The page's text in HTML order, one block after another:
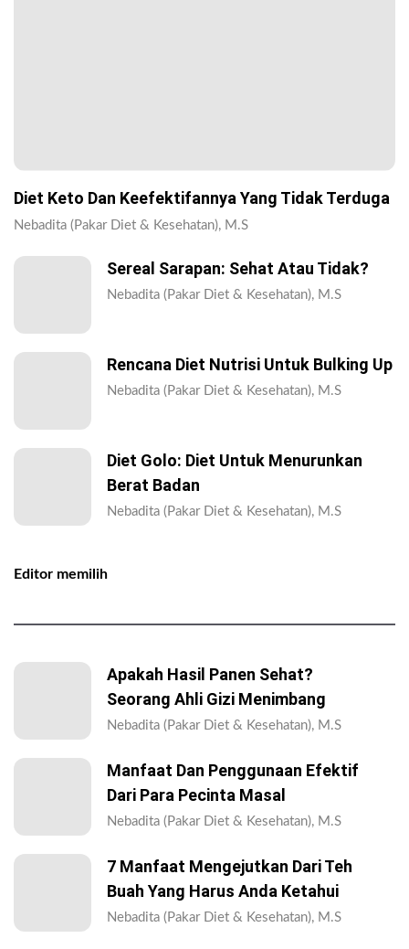
Diet Keto Dan Keefektifannya Yang Tidak Terduga
Nebadita (Pakar Diet & Kesehatan), M.S
Sereal Sarapan: Sehat Atau Tidak?
Nebadita (Pakar Diet & Kesehatan), M.S
Rencana Diet Nutrisi Untuk Bulking Up
Nebadita (Pakar Diet & Kesehatan), M.S
Diet Golo: Diet Untuk Menurunkan
Berat Badan
Nebadita (Pakar Diet & Kesehatan), M.S
Editor memilih
Apakah Hasil Panen Sehat?
Seorang Ahli Gizi Menimbang
Nebadita (Pakar Diet & Kesehatan), M.S
Manfaat Dan Penggunaan Efektif
Dari Para Pecinta Masal
Nebadita (Pakar Diet & Kesehatan), M.S
7 Manfaat Mengejutkan Dari Teh
Buah Yang Harus Anda Ketahui
Nebadita (Pakar Diet & Kesehatan), M.S